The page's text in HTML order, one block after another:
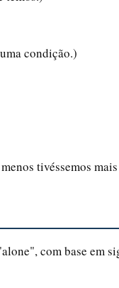
condição.)
tivéssemos
com base em